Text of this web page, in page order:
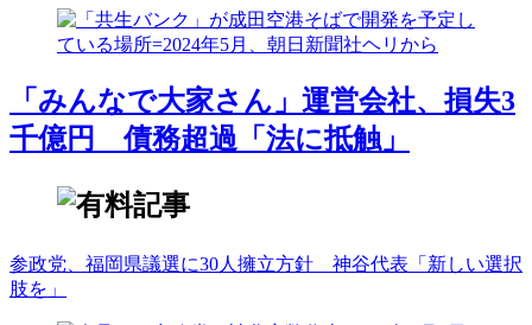
「みんなで大家さん」運営会社、損失3
千億円 債務超過「法に抵触」
参政党、福岡県議選に30人擁立方針 神谷代表「新しい選択
肢を」